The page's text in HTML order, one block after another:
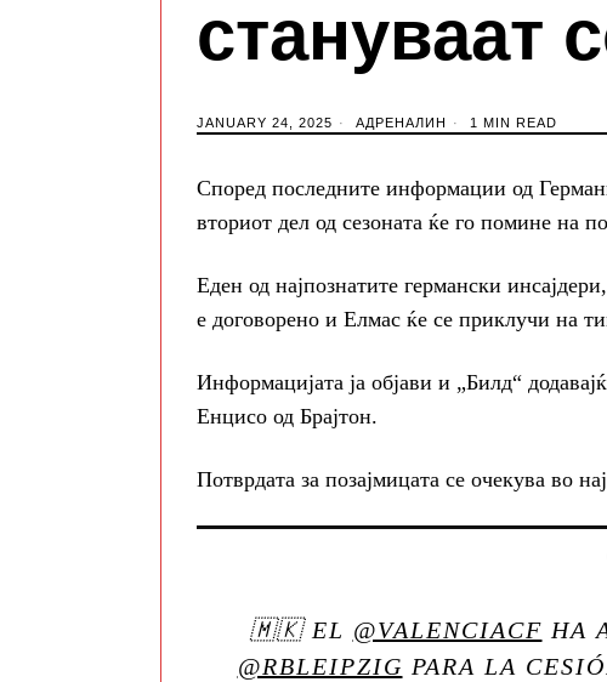
стануваат
JANUARY 24, 2025 АДРЕНАЛИН 1 MIN READ
Според последните информации од
вториот дел од сезоната ќе го помине на
Еден од најпознатите германски
е договорено и Елмас ќе се приклучи на
Информацијата ја објави и „Билд“
Енцисо од Брајтон.
Потврдата за позајмицата се очекува во
🇲🇰 EL @VALENCIACF HA
@RBLEIPZIG PARA LA